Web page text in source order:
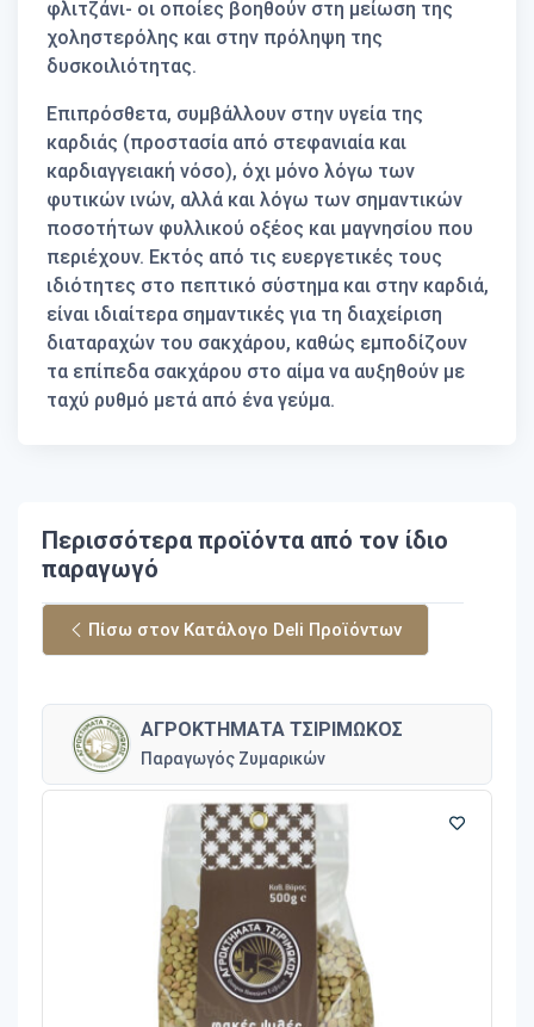
φλιτζάνι- οι οποίες βοηθούν στη μείωση της
χοληστερόλης και στην πρόληψη της
δυσκοιλιότητας.
Επιπρόσθετα, συμβάλλουν στην υγεία της
καρδιάς (προστασία από στεφανιαία και
καρδιαγγειακή νόσο), όχι μόνο λόγω των
φυτικών ινών, αλλά και λόγω των σημαντικών
ποσοτήτων φυλλικού οξέος και μαγνησίου που
περιέχουν. Εκτός από τις ευεργετικές τους
ιδιότητες στο πεπτικό σύστημα και στην καρδιά,
είναι ιδιαίτερα σημαντικές για τη διαχείριση
διαταραχών του σακχάρου, καθώς εμποδίζουν
τα επίπεδα σακχάρου στο αίμα να αυξηθούν με
ταχύ ρυθμό μετά από ένα γεύμα.
Περισσότερα προϊόντα από τον ίδιο
παραγωγό
Πίσω στον Κατάλογο Deli Προϊόντων
ΑΓΡΟΚΤΗΜΑΤΑ ΤΣΙΡΙΜΩΚΟΣ
Παραγωγός Ζυμαρικών